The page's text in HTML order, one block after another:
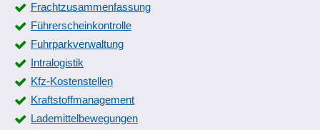
Frachtzusammenfassung
Führerscheinkontrolle
Fuhrparkverwaltung
Intralogistik
Kfz-Kostenstellen
Kraftstoffmanagement
Lademittelbewegungen